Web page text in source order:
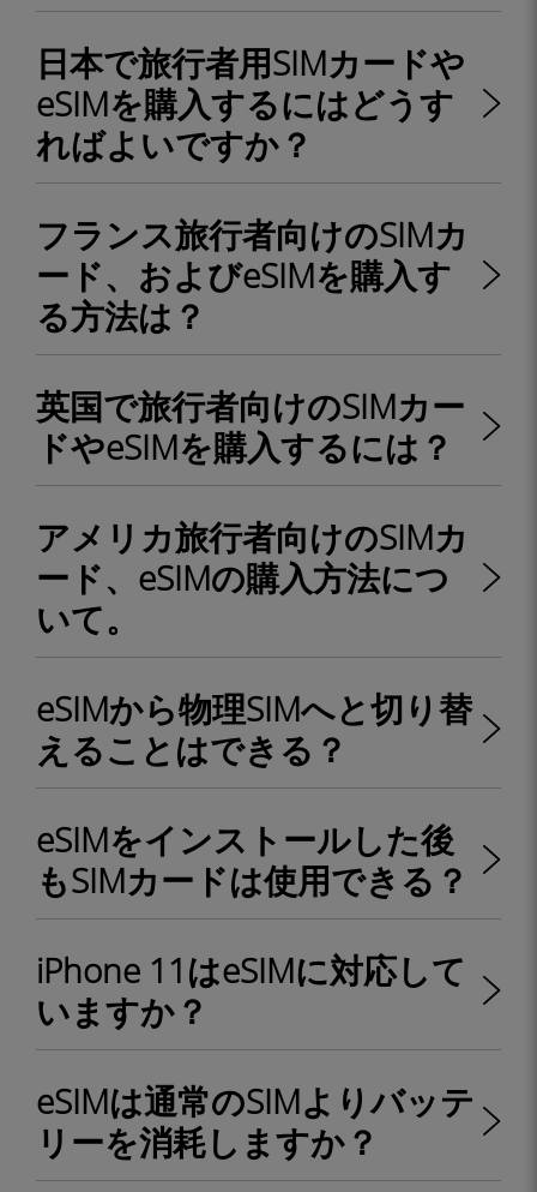
日本で旅行者用SIMカードや
eSIMを購入するにはどうす
ればよいですか？
フランス旅行者向けのSIMカ
ード、およびeSIMを購入す
る方法は？
英国で旅行者向けのSIMカー
ドやeSIMを購入するには？
アメリカ旅行者向けのSIMカ
ード、eSIMの購入方法につ
いて。
eSIMから物理SIMへと切り替
えることはできる？
eSIMをインストールした後
もSIMカードは使用できる？
iPhone 11はeSIMに対応して
いますか？
eSIMは通常のSIMよりバッテ
リーを消耗しますか？